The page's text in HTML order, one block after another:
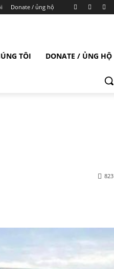
Donate / ủng hộ
TÔI DONATE / ỦNG HỘ
823